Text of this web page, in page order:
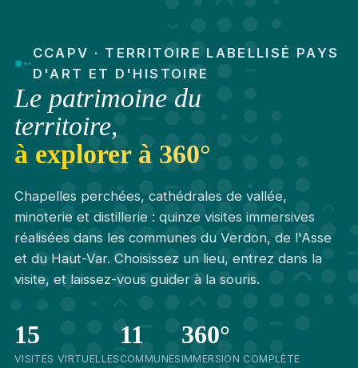
CCAPV · TERRITOIRE LABELLISÉ PAYS
D'ART ET D'HISTOIRE
Le patrimoine du
territoire,
à explorer à 360°
Chapelles perchées, cathédrales de vallée,
minoterie et distillerie : quinze visites immersives
réalisées dans les communes du Verdon, de l'Asse
et du Haut-Var. Choisissez un lieu, entrez dans la
visite, et laissez-vous guider à la souris.
15
VISITES VIRTUELLES
11
COMMUNES
360°
IMMERSION COMPLÈTE